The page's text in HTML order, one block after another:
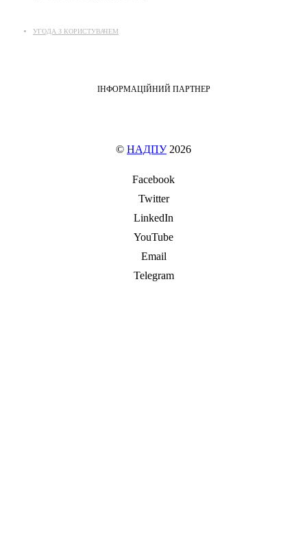
УГОДА З КОРИСТУВАЧЕМ
ІНФОРМАЦІЙНИЙ ПАРТНЕР
© НАДПУ2026
Facebook
Twitter
LinkedIn
YouTube
Email
Telegram